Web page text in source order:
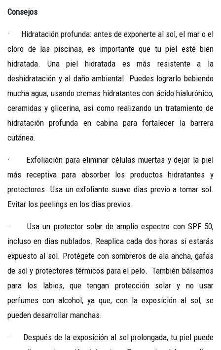
Consejos
· Hidratación profunda: antes de exponerte al sol, el mar o el
cloro de las piscinas, es importante que tu piel esté bien
hidratada. Una piel hidratada es más resistente a la
deshidratación y al daño ambiental. Puedes lograrlo bebiendo
mucha agua, usando cremas hidratantes con ácido hialurónico,
ceramidas y glicerina, asi como realizando un tratamiento de
hidratación profunda en cabina para fortalecer la barrera
cutánea.
· Exfoliación para eliminar células muertas y dejar la piel
más receptiva para absorber los productos hidratantes y
protectores. Usa un exfoliante suave dias previo a tomar sol.
Evitar los peelings en los dias previos.
· Usa un protector solar de amplio espectro con SPF 50,
incluso en dias nublados. Reaplica cada dos horas si estarás
expuesto al sol. Protégete con sombreros de ala ancha, gafas
de sol yprotectores térmicos para el pelo.También bálsamos
para los labios, que tengan protección solar y no usar
perfumes con alcohol, ya que, con la exposición al sol, se
pueden desarrollar manchas.
· Después de la exposición al sol prolongada, tu piel puede